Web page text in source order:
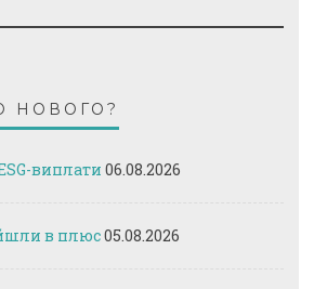
НОВОГО?
виплати 06.08.2026
в плюс05.08.2026